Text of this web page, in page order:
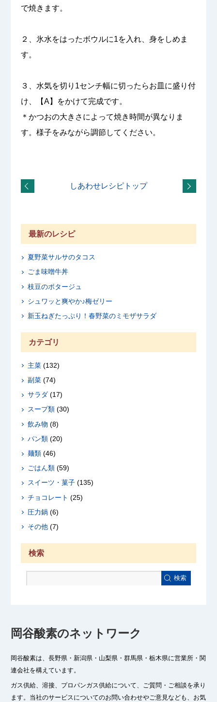
で焼きます。
２、氷水をはったボウルに1を入れ、身をしめま
す。
３、水気を切り1センチ幅に切ったらお皿に盛り付
け、【A】をかけて完成です。
＊かつおの大きさによって焼き時間が異なりま
す。様子をみながら調節してください。
しあわせレシピトップ
最新のレシピ
夏野菜サルサのタコス
ごま味噌牛丼
枝豆のポタージュ
シュワッと爽やか♪梅ゼリー
新玉ねぎたっぷり！春野菜のミモザサラダ
カテゴリ
主菜(132)
副菜(74)
サラダ(17)
スープ類(30)
飲み物 (8)
パン類(20)
麺類(46)
ごはん類(59)
スイーツ・菓子(135)
チョコレート (25)
圧力鍋(6)
その他(7)
検索
検索
岡谷酸素のネットワーク
岡谷酸素は、長野県・新潟県・山梨県・群馬県・栃木県に営業所・関
連会社を構えています。
ガス供給、溶接、プロパンガス供給について、ご質問・ご相談を承り
ます。 当社のサービスについてのお問い合わせやご意見なども、お気